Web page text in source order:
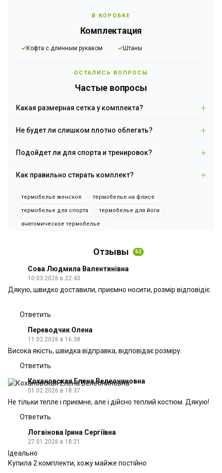
В КОРОБКЕ
Комплектация
Кофта с длинным рукавом Штаны
ОСТАЛИСЬ ВОПРОСЫ
Частые вопросы
Какая размерная сетка у комплекта?
рассчитана на разные типы фигуры. Плотная эластичная
размера.
Не будет ли слишком плотно облегать?
создает лишнего объема под верхней одеждой и
вместе с движением и не ограничивает его.
Подойдет ли для спорта и тренировок?
спорт, йогу, фитнес и активный отдых — отводит влагу и не
Как правильно стирать комплект?
режиме, без отбеливателей. Сушить в расправленном виде
без прямого солнца — сушильная машина и химчистка не
термобелье женское термобелье на флисе
термобелье для спорта термобелье для йоги
анатомическое термобелье
Отзывы 52
Сова Людмила Валентинівна
10.03.2026 в 22:43
Дякую, швидко доставили, приємно носити, розмір відповідіє.
Ответить
Переводчик Олена
11.02.2026 в 16:38
Висока якість, швидка відправка, відповідає розміру.
Ответить
Кохановская Елена Велеониновна
01.02.2026 в 18:37
Не тільки тепле і приємне, але і дійсно теплий костюм. Дякую!
Ответить
Логвінова Ірина Сергіївна
27.01.2026 в 18:21
Ідеально
Купила 2 комплекти, хожу майже постійно